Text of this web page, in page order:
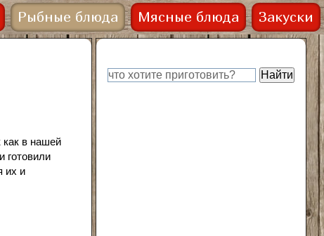
Рыбные блюда Мясные блюда Закуски
как в нашей
готовили
их и